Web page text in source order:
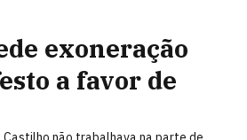
exoneração
a favor de